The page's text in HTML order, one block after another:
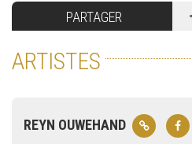
PARTAGER
ARTISTES
REYN OUWEHAND